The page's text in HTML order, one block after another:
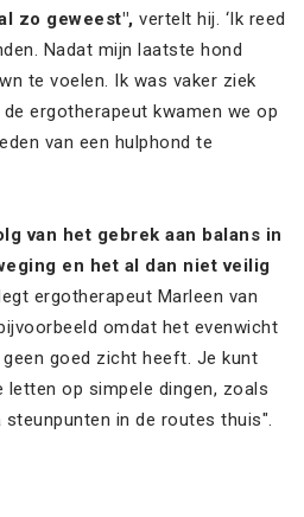
zo geweest", vertelt hij. ‘Ik reed
Nadat mijn laatste hond
te voelen. Ik was vaker ziek
ergotherapeut kwamen we op
van een hulphond te
van het gebrek aan balans in
en het al dan niet veilig
ergotherapeut Marleen van
omdat het evenwicht
goed zicht heeft. Je kunt
op simpele dingen, zoals
in de routes thuis".